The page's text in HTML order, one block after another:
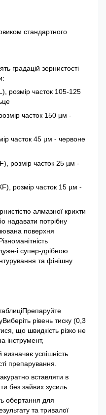
стандартного
градацій зернистості
розмір часток 105-125
часток 150 µм -
часток 45 µм - червоне
розмір часток 25 µм -
розмір часток 15 µм -
алмазної крихти
надавати потрібну
поверхня
і супер-дрібною
та фінішну
рівень тиску (0,3
що швидкість різко не
інструмент,
успішність
препарування.
вставляти в
без зайвих зусиль.
обертання для
та тривалої